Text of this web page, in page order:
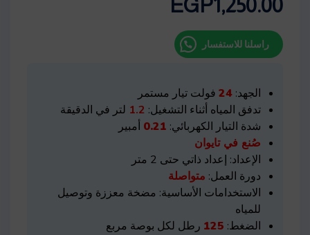
EGP1,250.00
راسلنا للاستفسار
الجهد: 24 فولت تيار مستمر
تدفق المياه أثناء التشغيل: 1.2 لتر في الدقيقة
شدة التيار الكهربائي: 0.21 أمبير
صُنع في تايوان
الإعداد: إعداد ذاتي حتى 2 متر
دورة العمل: متواصلة
الاستخدامات الأساسية: مضخة معززة وتوصيل
للمياه
الضغط: 125 رطل لكل بوصة مربع